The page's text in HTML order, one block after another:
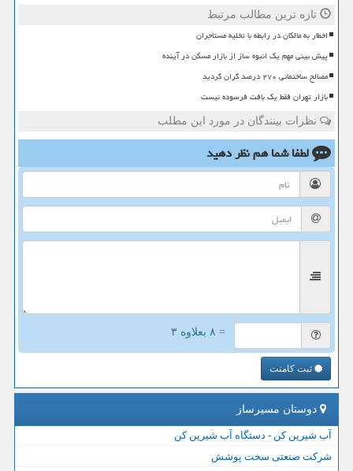
تازه ترین مطالب مرتبط
اخطار به مالکان در رابطه با تخلیه مستأجران
پیش بینی مهم یک انبوه ساز از بازار مسکن در آینده
مصالح ساختمانی ۲۷۰ درصد گران گردید
بازار تهران فقط یک بافت فرسوده نیست
نظرات بینندگان در مورد این مطلب
لطفا شما همنظر دهید
= ۸ بعلاوه ۳
ثبت کامنت
دوستان مسیرساز
آب شیرین کن - دستگاه آب شیرین کن
شرکت صنعتی سخت پوشش